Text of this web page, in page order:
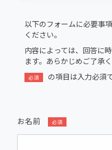
以下のフォームに必要事
ください。
内容によっては、回答に
ます。あらかじめご了承く
必須 の項目は入力必須で
お名前 必須